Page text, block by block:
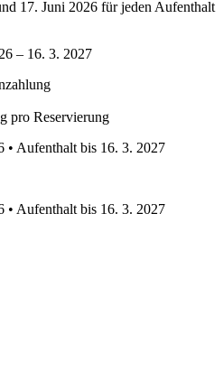
17. Juni 2026 für jeden Aufenthalt
– 16. 3. 2027
pro Reservierung
• Aufenthalt bis 16. 3. 2027
• Aufenthalt bis 16. 3. 2027